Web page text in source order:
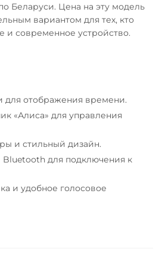
Беларуси. Цена на эту модель
вариантом для тех, кто
и современное устройство.
для отображения времени.
«Алиса» для управления
и стильный дизайн.
для подключения к
и удобное голосовое